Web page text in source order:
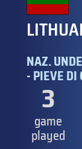
NAZ.
- PIEVE DI
3
game
played